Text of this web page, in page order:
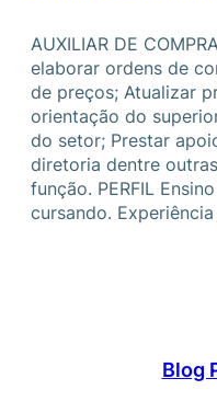
AUXILIAR DE
elaborar ordens de
de preços; Atualizar
orientação do
do setor; Prestar
diretoria dentre
função. PERFIL
cursando.
Blog